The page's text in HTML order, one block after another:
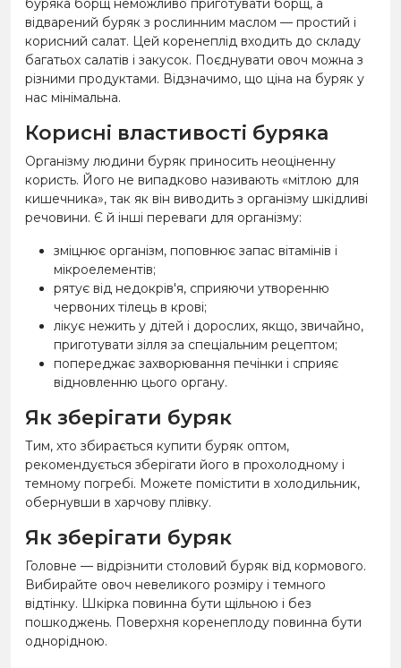
буряка борщ неможливо приготувати борщ, а
відварений буряк з рослинним маслом — простий і
корисний салат. Цей коренеплід входить до складу
багатьох салатів і закусок. Поєднувати овоч можна з
різними продуктами. Відзначимо, що ціна на буряк у
нас мінімальна.
Корисні властивості буряка
Організму людини буряк приносить неоціненну
користь. Його не випадково називають «мітлою для
кишечника», так як він виводить з організму шкідливі
речовини. Є й інші переваги для організму:
зміцнює організм, поповнює запас вітамінів і
мікроелементів;
рятує від недокрів'я, сприяючи утворенню
червоних тілець в крові;
лікує нежить у дітей і дорослих, якщо, звичайно,
приготувати зілля за спеціальним рецептом;
попереджає захворювання печінки і сприяє
відновленню цього органу.
Як зберігати буряк
Тим, хто збирається купити буряк оптом,
рекомендується зберігати його в прохолодному і
темному погребі. Можете помістити в холодильник,
обернувши в харчову плівку.
Як зберігати буряк
Головне — відрізнити столовий буряк від кормового.
Вибирайте овоч невеликого розміру і темного
відтінку. Шкірка повинна бути щільною і без
пошкоджень. Поверхня коренеплоду повинна бути
однорідною.